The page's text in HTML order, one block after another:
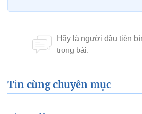
Tin cùng chuyên mục